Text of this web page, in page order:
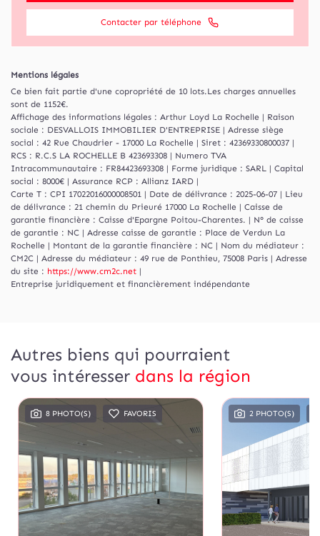
Contacter par téléphone
Mentions légales
Ce bien fait partie d'une copropriété de 10 lots.Les charges annuelles
sont de 1152€.
Affichage des informations légales : Arthur Loyd La Rochelle | Raison
sociale : DESVALLOIS IMMOBILIER D'ENTREPRISE | Adresse siège
social : 42 Rue Chaudrier - 17000 La Rochelle | Siret : 42369330800037 |
RCS : R.C.S LA ROCHELLE B 423693308 | Numero TVA
Intracommunautaire : FR84423693308 | Forme juridique : SARL | Capital
social : 8000€ | Assurance RCP : Allianz IARD |
Carte T : CPI 17022016000008501 | Date de délivrance : 2025-06-07 | Lieu
de délivrance : 21 chemin du Prieuré 17000 La Rochelle | Caisse de
garantie financière : Caisse d'Epargne Poitou-Charentes. | N° de caisse
de garantie : NC | Adresse caisse de garantie : Place de Verdun La
Rochelle | Montant de la garantie financière : NC | Nom du médiateur :
CM2C | Adresse du médiateur : 49 rue de Ponthieu, 75008 Paris | Adresse
du site : https://www.cm2c.net |
Entreprise juridiquement et financièrement indépendante
Autres biens qui pourraient
vous intéresser dans la région
8 PHOTO(S) FAVORIS 2 PHOTO(S)